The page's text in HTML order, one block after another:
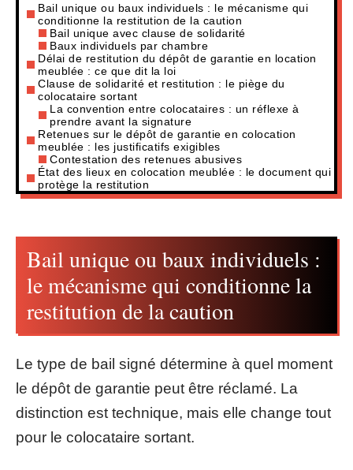
Bail unique ou baux individuels : le mécanisme qui
conditionne la restitution de la caution
Bail unique avec clause de solidarité
Baux individuels par chambre
Délai de restitution du dépôt de garantie en location
meublée : ce que dit la loi
Clause de solidarité et restitution : le piège du
colocataire sortant
La convention entre colocataires : un réflexe à
prendre avant la signature
Retenues sur le dépôt de garantie en colocation
meublée : les justificatifs exigibles
Contestation des retenues abusives
État des lieux en colocation meublée : le document qui
protège la restitution
Bail unique ou baux individuels :
le mécanisme qui conditionne la
restitution de la caution
Le type de bail signé détermine à quel moment
le dépôt de garantie peut être réclamé. La
distinction est technique, mais elle change tout
pour le colocataire sortant.